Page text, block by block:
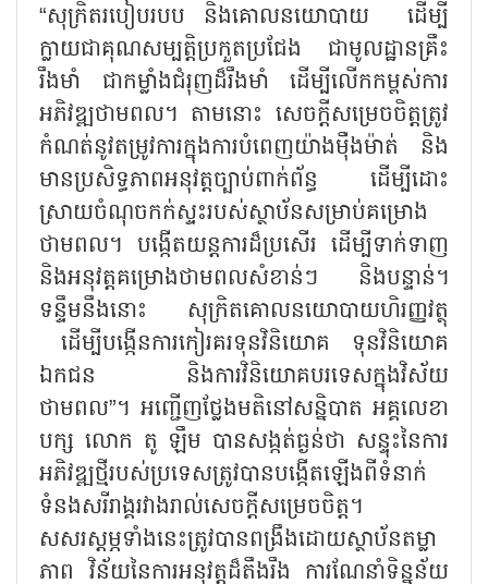
“សុក្រិតរបៀបរបប និងគោលនយោបាយ ដើម្បី
ក្លាយជាគុណសម្បត្តិប្រកួតប្រជែង ជាមូលដ្ឋានគ្រឹះ
រឹងមាំ ជាកម្លាំងជំរុញដ៏រឹងមាំ ដើម្បីលើកកម្ពស់ការ
អភិវឌ្ឍថាមពល។ តាមនោះ សេចក្តីសម្រេចចិត្តត្រូវ
កំណត់នូវតម្រូវការក្នុងការបំពេញយ៉ាងម៉ឺងម៉ាត់ និង
មានប្រសិទ្ធភាពអនុវត្តច្បាប់ពាក់ព័ន្ធ ដើម្បីដោះ
ស្រាយចំណុចកក់ស្ទះរបស់ស្ថាប័នសម្រាប់គម្រោង
ថាមពល។ បង្កើតយន្តការដ៏ប្រសើរ ដើម្បីទាក់ទាញ
និងអនុវត្តគម្រោងថាមពលសំខាន់ៗ និងបន្ទាន់។
ទន្ទឹមនឹងនោះ សុក្រិតគោលនយោបាយហិរញ្ញវត្ថុ
ដើម្បីបង្កើនការកៀរគរទុនវិនិយោគ ទុនវិនិយោគ
ឯកជន និងការវិនិយោគបរទេសក្នុងវិស័យ
ថាមពល”។ អញ្ជើញថ្លែងមតិនៅសន្និបាត អគ្គលេខា
បក្ស លោក តូ ឡឹម បានសង្កត់ធ្ងន់ថា សន្ទុះនៃការ
អភិវឌ្ឍថ្មីរបស់ប្រទេសត្រូវបានបង្កើតឡើងពីទំនាក់
ទំនងសរីរាង្គរវាងរាល់សេចក្តីសម្រេចចិត្ត។
សសរស្តម្ភទាំងនេះត្រូវបានពង្រឹងដោយស្ថាប័នតម្លា
ភាព វិន័យនៃការអនុវត្តដ៏តឹងរឹង ការណែនាំទិន្នន័យ